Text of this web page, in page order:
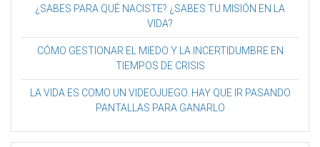
¿SABES PARA QUÉ NACISTE? ¿SABES TU MISIÓN EN LA
VIDA?
CÓMO GESTIONAR EL MIEDO Y LA INCERTIDUMBRE EN
TIEMPOS DE CRISIS
LA VIDA ES COMO UN VIDEOJUEGO. HAY QUE IR PASANDO
PANTALLAS PARA GANARLO